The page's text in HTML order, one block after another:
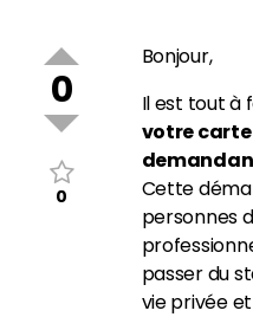
0
0
Bonjour,
Il est tout à
votre
Cette
personnes
passer du
vie privée